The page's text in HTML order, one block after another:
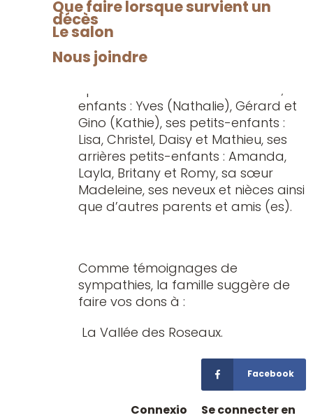
Que faire lorsque survient un
décès
Le salon
Nous joindre
condoléances.
Il laisse dans le deuil outre son
épouse madame Colette Girard, ses
enfants : Yves (Nathalie), Gérard et
Gino (Kathie), ses petits-enfants :
Lisa, Christel, Daisy et Mathieu, ses
arrières petits-enfants : Amanda,
Layla, Britany et Romy, sa sœur
Madeleine, ses neveux et nièces ainsi
que d’autres parents et amis (es).
Comme témoignages de
sympathies, la famille suggère de
faire vos dons à :
La Vallée des Roseaux.
Facebook
Connexio
Se connecter en